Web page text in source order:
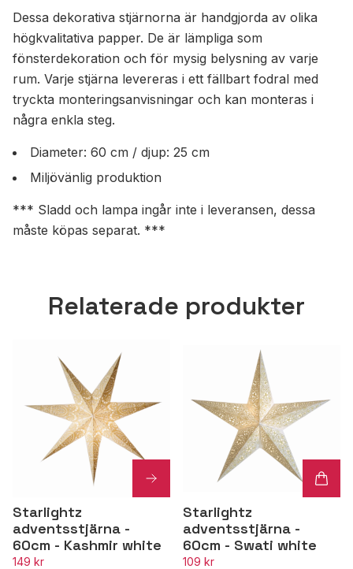
Dessa dekorativa stjärnorna är handgjorda av olika
högkvalitativa papper. De är lämpliga som
fönsterdekoration och för mysig belysning av varje
rum. Varje stjärna levereras i ett fällbart fodral med
tryckta monteringsanvisningar och kan monteras i
några enkla steg.
Diameter: 60 cm / djup: 25 cm
Miljövänlig produktion
*** Sladd och lampa ingår inte i leveransen, dessa
måste köpas separat. ***
Relaterade produkter
Starlightz
adventsstjärna -
60cm - Kashmir white
149 kr
Starlightz
adventsstjärna -
60cm - Swati white
109 kr